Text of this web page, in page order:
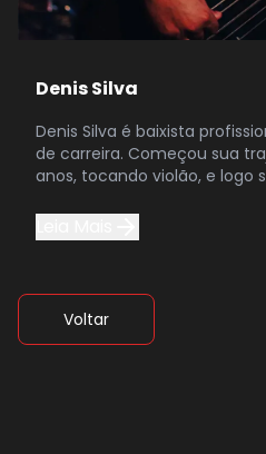
Denis Silva
Denis Silva é baixista
de carreira. Começou sua
anos, tocando violão, e logo
Voltar